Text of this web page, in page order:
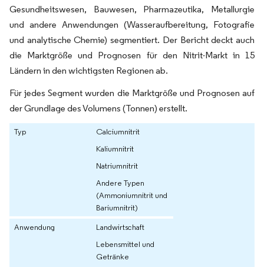
Gesundheitswesen, Bauwesen, Pharmazeutika, Metallurgie
und andere Anwendungen (Wasseraufbereitung, Fotografie
und analytische Chemie) segmentiert. Der Bericht deckt auch
die Marktgröße und Prognosen für den Nitrit-Markt in 15
Ländern in den wichtigsten Regionen ab.
Für jedes Segment wurden die Marktgröße und Prognosen auf
der Grundlage des Volumens (Tonnen) erstellt.
Typ
Calciumnitrit
Kaliumnitrit
Natriumnitrit
Andere Typen
(Ammoniumnitrit und
Bariumnitrit)
Anwendung
Landwirtschaft
Lebensmittel und
Getränke